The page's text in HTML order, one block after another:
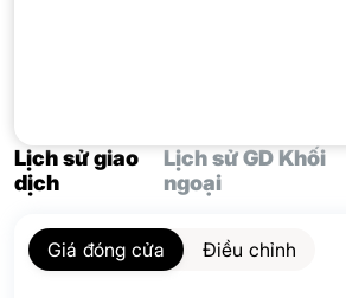
Lịch sử giao
dịch
Lịch sử GD Khối
ngoại
Giá đóng cửa Điều chỉnh